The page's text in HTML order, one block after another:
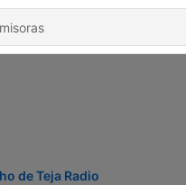
de Teja Radio